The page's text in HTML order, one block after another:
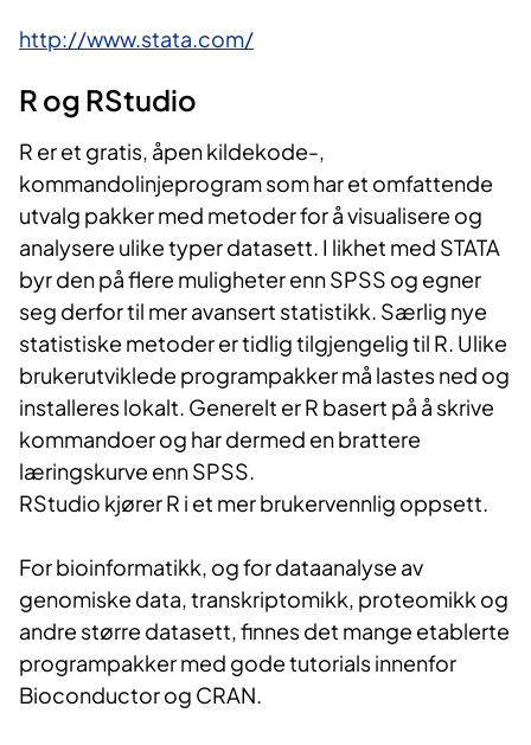
http://www.stata.com/
R og RStu​​​dio
R er et gratis, åpen kildekode-,
kommandolinjeprogram som har et omfattende
utvalg pakker med metoder for å visualisere og
analysere ulike typer datasett. I likhet med STATA
byr den på flere muligheter enn SPSS og egner
seg derfor til mer avansert statistikk. Særlig nye
statistiske metoder er tidlig tilgjengelig til R. Ulike
brukerutviklede programpakker må lastes ned og
installeres lokalt. Generelt er R basert på å skrive
kommandoer og har dermed en brattere
læringskurve enn SPSS.
RStudio kjører R i et mer brukervennlig oppsett.
For bioinformatikk, og for dataanalyse av
genomiske data, transkriptomikk, proteomikk og
andre større datasett, finnes det mange etablerte
programpakker med gode tutorials innenfor
Bioconductor og CRAN.